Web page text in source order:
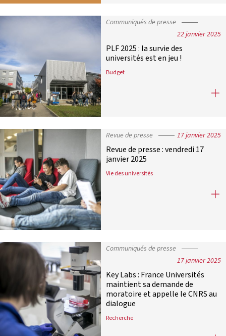
Communiqués de presse
22 janvier 2025
PLF 2025 : la survie des
universités est en jeu !
Budget
PLF 2025 : la survie des universités
Revue de presse 17 janvier 2025
Revue de presse : vendredi 17
janvier 2025
Vie des universités
Revue de presse : vendredi 17
Communiqués de presse
17 janvier 2025
Key Labs : France Universités
maintient sa demande de
moratoire et appelle le CNRS au
dialogue
Recherche